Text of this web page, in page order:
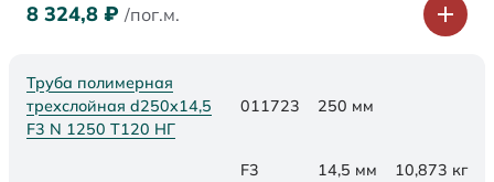
8 324,8 ₽ /пог.м.
Труба полимерная
трехслойная d250x14,5
F3 N 1250 Т120 НГ
011723 250 мм
F3 14,5 мм 10,873 кг